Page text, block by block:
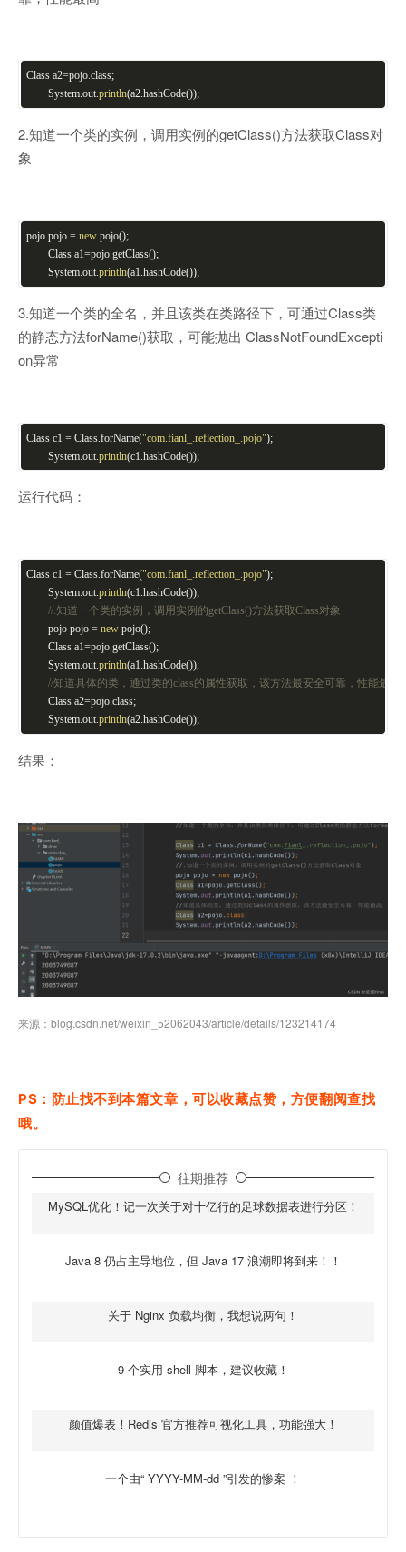
Class a2=pojo.class;
System.out. println(a2.hashCode());
2.知道一个类的实例，调用实例的getClass()方法获取Class对
象
pojo pojo = newpojo();
Class a1=pojo.getClass();
System.out. println(a1.hashCode());
3.知道一个类的全名，并且该类在类路径下，可通过Class类
的静态方法forName()获取，可能抛出 ClassNotFoundExcepti
on异常
Class c1 = Class.forName("com.fianl_.reflection_.pojo");
System.out. println(c1.hashCode());
运行代码：
Class c1 = Class.forName("com.fianl_.reflection_.pojo");
System.out.println(c1.hashCode());
//.知道一个类的实例，调用实例的getClass()方法获取Class对象
pojo pojo = newpojo();
Class a1=pojo.getClass();
System.out.println(a1.hashCode());
//知道具体的类，通过类的class的属性获取，该方法最安全可靠，性能最高
Class a2=pojo.class;
System.out.println(a2.hashCode());
结果：
来源：blog.csdn.net/weixin_52062043/article/details/123214174
PS：防止找不到本篇文章，可以收藏点赞，方便翻阅查找
哦。
往期推荐
MySQL优化！记一次关于对十亿行的足球数据表进行分区！
Java 8 仍占主导地位，但 Java 17 浪潮即将到来！！
关于 Nginx 负载均衡，我想说两句！
9 个实用 shell 脚本，建议收藏！
颜值爆表！Redis 官方推荐可视化工具，功能强大！
一个由“ YYYY-MM-dd ”引发的惨案 ！